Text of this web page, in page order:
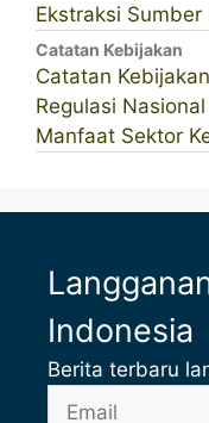
Ekstraksi
Catatan Kebijakan
Catatan
Regulasi
Manfaat Sektor
Indonesia
Berita terbaru